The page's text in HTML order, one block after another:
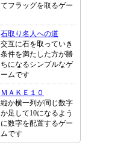
てフラッグを取るゲー
石取り名人への道
交互に石を取っていき
条件を満たした方が勝
ちになるシンプルなゲ
ームです
ＭＡＫＥ１０
縦か横一列が同じ数字
か足して10になるよう
に数字を配置するゲー
ムです